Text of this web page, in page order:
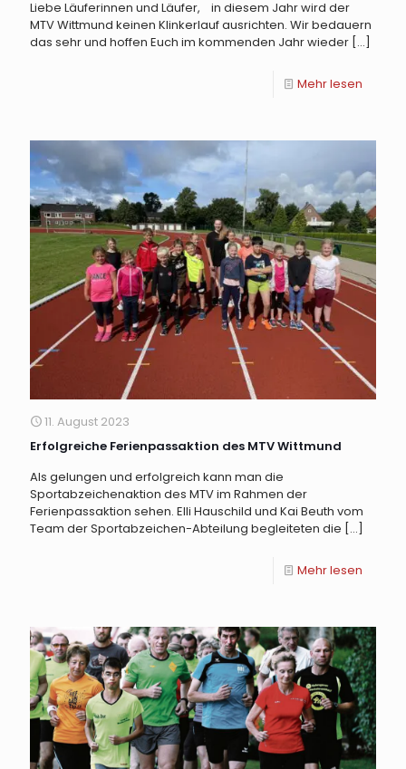
Liebe Läuferinnen und Läufer, in diesem Jahr wird der
MTV Wittmund keinen Klinkerlauf ausrichten. Wir bedauern
das sehr und hoffen Euch im kommenden Jahr wieder […]
Mehr lesen
11. August 2023
Erfolgreiche Ferienpassaktion des MTV Wittmund
Als gelungen und erfolgreich kann man die
Sportabzeichenaktion des MTV im Rahmen der
Ferienpassaktion sehen. Elli Hauschild und Kai Beuth vom
Team der Sportabzeichen-Abteilung begleiteten die […]
Mehr lesen